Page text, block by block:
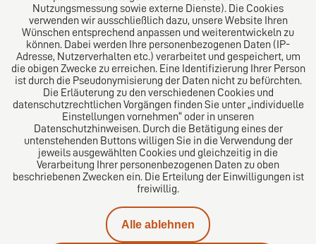
Das europäische Kanzlei-Netzwerk
Nutzungsmessung sowie externe Dienste). Die Cookies
verwenden wir ausschließlich dazu, unsere Website Ihren
Wünschen entsprechend anpassen und weiterentwickeln zu
können. Dabei werden Ihre personenbezogenen Daten (IP-
Adresse, Nutzerverhalten etc.) verarbeitet und gespeichert, um
die obigen Zwecke zu erreichen. Eine Identifizierung Ihrer Person
ist durch die Pseudonymisierung der Daten nicht zu befürchten.
Die Erläuterung zu den verschiedenen Cookies und
datenschutzrechtlichen Vorgängen finden Sie unter „individuelle
Einstellungen vornehmen“ oder in unseren
Datenschutzhinweisen. Durch die Betätigung eines der
untenstehenden Buttons willigen Sie in die Verwendung der
jeweils ausgewählten Cookies und gleichzeitig in die
Verarbeitung Ihrer personenbezogenen Daten zu oben
beschriebenen Zwecken ein. Die Erteilung der Einwilligungen ist
freiwillig.
Alle ablehnen